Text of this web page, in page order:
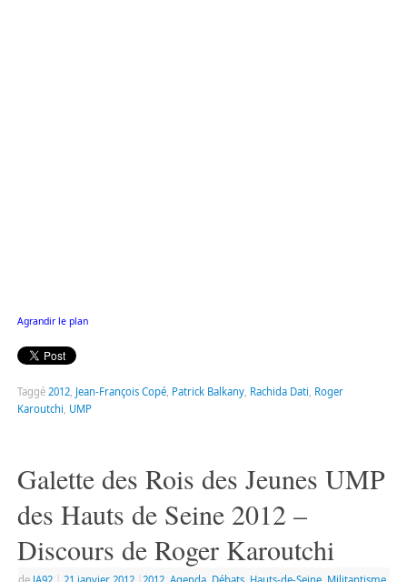
Agrandir le plan
Taggé 2012, Jean-François Copé, Patrick Balkany, Rachida Dati, Roger
Karoutchi, UMP
Galette des Rois des Jeunes UMP
des Hauts de Seine 2012 –
Discours de Roger Karoutchi